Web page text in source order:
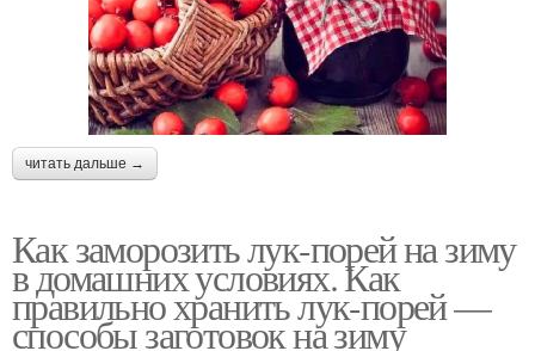
читать дальше →
Как заморозить лук-порей на зиму
в домашних условиях. Как
правильно хранить лук-порей —
способы заготовок на зиму